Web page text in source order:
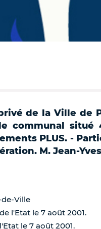
de la Ville de
communal situé
PLUS. -
M. Jean-
Ville
l'Etat le 7 août 2001.
le 7 août 2001.